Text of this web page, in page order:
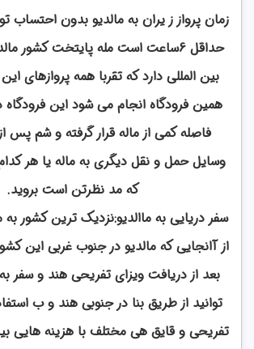
زمان پرواز ز یران به مالدیو بدون احتساب
حداقل 6ساعت است مله پایتخت کشور
بین المللی دارد که تقربا همه پروازهای
همین فرودگاه انجام می شود این فرودگاه
فاصله کمی از ماله قرار گرفته و شم پس
وسایل حمل و نقل دیگری به ماله یا هر کدام
که مد نظرتن است بروید.
سفر دریایی به ماالدیو:نزدیک ترین کشور
از آانجایی که مالدیو در جنوب غربی این
بعد از دریافت ویزای تفریحی هند و سفر
توانید از طریق بنا در جنوبی هند و ب